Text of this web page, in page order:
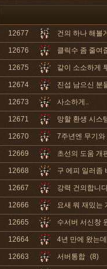
12677 건의 하나 해볼
12676 클릭수 좀 줄여
12675 같이 소소하게
12674 진섭 남으신 분
12673 사소하게..
12671 망할 환생 시스
12670 7주년엔 무기
12669 초선의 도움 개
12668 구 에피 일러좀
12667 강력 건의합니
12666 요새 뭐 재밌는
12665 수서버 서신창
12664 4년 만에 왔는
12663 서버통합 (8)